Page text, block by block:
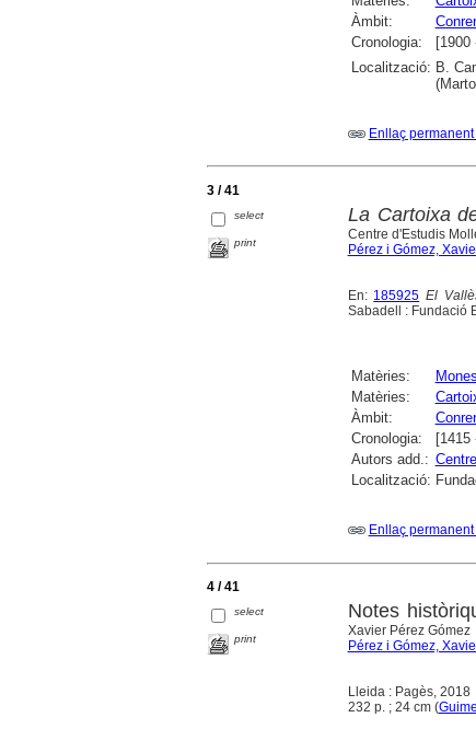
Àmbit:
Cronologia:
[1900
Localització: B.
Enllaç
3 / 41
select
print
La Cartoixa
Centre d'Estudis
Pérez i Gómez,
En: 185925 El
Sabadell : Fundació
Matèries:
Matèries:
Àmbit:
Cronologia:
[1415
Autors add.:
Localització:
Enllaç
4 / 41
select
print
Notes
Xavier Pérez Gómez
Pérez i Gómez,
Lleida : Pagès, 2018
232 p. ; 24 cm (